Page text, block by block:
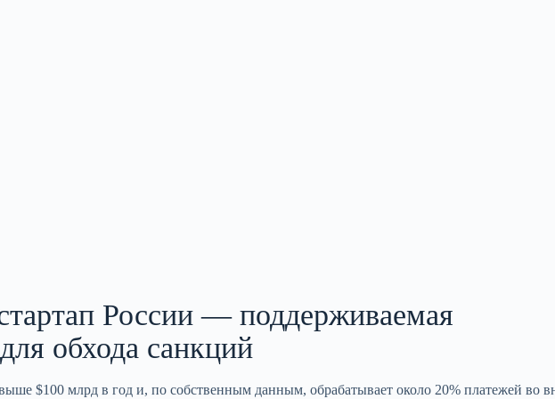
России — поддерживаемая
обхода санкций
$100 млрд в год и, по собственным данным, обрабатывает около 20% платежей во